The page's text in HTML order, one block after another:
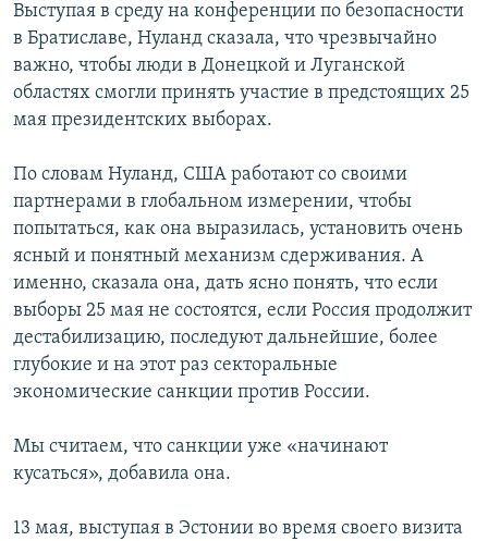
Выступая в среду на конференции по безопасности
в Братиславе, Нуланд сказала, что чрезвычайно
важно, чтобы люди в Донецкой и Луганской
областях смогли принять участие в предстоящих 25
мая президентских выборах.
По словам Нуланд, США работают со своими
партнерами в глобальном измерении, чтобы
попытаться, как она выразилась, установить очень
ясный и понятный механизм сдерживания. А
именно, сказала она, дать ясно понять, что если
выборы 25 мая не состоятся, если Россия продолжит
дестабилизацию, последуют дальнейшие, более
глубокие и на этот раз секторальные
экономические санкции против России.
Мы считаем, что санкции уже «начинают
кусаться», добавила она.
13 мая, выступая в Эстонии во время своего визита